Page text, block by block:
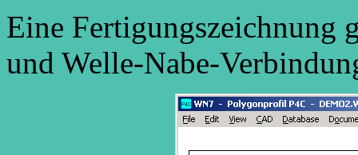
Eine Fertigungszeichnung
und Welle-Nabe-